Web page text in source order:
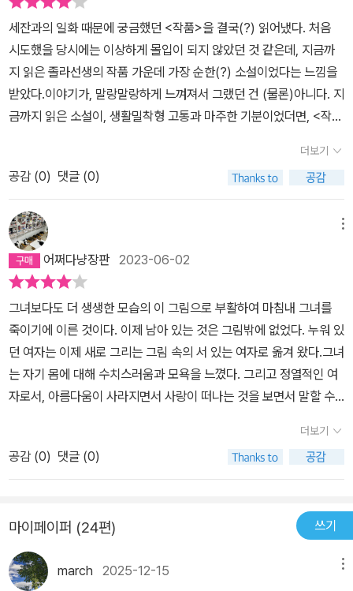
가 내리쬐거나 구름에 그늘지거나 석양에 물들거나 가로등에 반사되
기도 하며 - 빛에 의해 변화하는 파리의 모습을 글로 그리고 있어요.
여러 건축물들과 센강 주변 부두의 노동자와 선박, 멀리 보이는 섬과
다리들과 기차와 마차와 인파들. 묘사가 길게 이어진 부분은 헤아려
보니 8페이지 분량도 있었습니다. 인상주의 화가들의 작업을 다루고
있는 이 소설에서 화가의 시선으로 본 자연과 파리라는 도시의 세부
묘사가 필요했을 것입니다. 또한 작가가 문장들로 그림의 효과를 의
도했다는 생각도 했습니다.(이 부분은 읽는 중에 생각한 것인데 소설
서 다들 그렇게 이해하는 듯합니다) 제 경우에 좋았던 묘사 부분도 있
었으나 실물 그림을 보지 않은 채 누군가 그림을 말로 설명하는 것을
들을 때의 파편화된 느낌과 지루한 느낌도 있었습니다. 소설에서 묘
사가 사건과 연결되어 있지 않을 때 흔히 그런 느낌을 받아왔듯이요.
이 작품은 '묘사' 자체가 중요한 소설이니 이런 불평은 적절하지 않을
듯하지만 어쨌든 재미의 면에선 앞서 읽은 '집구석들'보다 못했습니
다.이 소설의 주인공인 클로드는 그가 그렸다는 그림 설명을 보면 마
네, 개인사를 보면 세잔을 떠올리게 하며 불우한 천재의 전형성을 갖
고 있는 인물입니다. 아쉬운 점은 이 인물의 내적 동기같은 것이 충분
그 이외의 동기들도 필요하지 않았을까 생각해 봤어요. 등장하는 예
술가들이 모두 에밀 졸라 특유의 '냉정한 시선으로 해부' 되는데 그것
은 인물들의 장점 보다 단점을 부각시킨다는 뜻일까요. 먼저 읽은 '집
그 소설의 인물상은 그 작품의 주제면에서 충분히 설득력 있었습니
다. 하지만 이 소설 '작품'에선 클로드와 예술가 친구들이 이렇게 그려
질 이유가 있을까, 아쉽게 여기는 마음이 살짝 들 정도로 부정적인 면
이 두드러진 느낌입니다. 단 예외가 클로드의 절친이며 소설 후반에
세잔과의 일화 때문에 궁금했던 <작품>을 결국(?) 읽어냈다. 처음
시도했을 당시에는 이상하게 몰입이 되지 않았던 것 같은데, 지금까
지 읽은 졸라선생의 작품 가운데 가장 순한(?) 소설이었다는 느낌을
받았다.이야기가, 말랑말랑하게 느껴져서 그랬던 건 (물론)아니다. 지
금까지 읽은 소설이, 생활밀착형 고통과 마주한 기분이었더면, <작품
금은 거리를 두고 읽을수 있었기 때문에, 피부로 와 닿는 고통이 아닌,
상상으로 하는 고통의 세계였다는 뜻이다.처음은 세잔이 졸라와 절교
할 만큼 싫었던 지점들을 찾고 싶었다. 그러나 어느 순간 그 마음은 사
라지고, 읽는 내내 '고통' 이란 화두가 찾아왔다. 예술가 스스로 감내
해야 할 고통, 예술가 주변인들의 고통, 예술을 하는 이들이 만들어낸
사회 속에서 벌어지는 고통 고통... 다양한 색깔로 그려지는 고통을 따
라가다 끝에 마주한 건 '숙명' 이었다. 빅토르 위고의 노트르담...에서
도 신부가 절규했던 '숙명' 누가 시킨 것이 아니다. 스스로 그 길을 선
택했기 때문에 운명처럼 따라오는 숙명은 그래서 무섭다. 그러니 예
술이 아니어도, 인생이 있다는(살아야 할 이유) 크리스틴의 절규가 클
로드에게는 들리지 않았을 게다. 오로지 창작을 통해서만이 자신이
존재한다고 믿는 이에게, 다른 것들이 보일리 만무하다. 그동안 알음
알음 인상주의 화가들에 관한 그림과 에피소드를 접한 덕분에, 졸라
선생이 그려내는 낙선전 풍경은 생동감 있게 전달되는 느낌을 받았
예술을 하는 사람들이 벌이는 어둠의 모습은 왠지 더 씁쓸하긴 했다.
누군가를 모함하고,깍아내리고,모방하는 방식..클로드에게는 세잔의
모습만 있지 않았다. 클로드를 모두가 깎아 내리려고 했던 소설 속 이
야기에 세잔이 화를 냈을 것 같지도 않다. 오히려 졸라선생은 스스로
더보기
공감 (0) 댓글 (0)
어쩌다냥장판2023-06-02
그녀보다도 더 생생한 모습의 이 그림으로 부활하여 마침내 그녀를
죽이기에 이른 것이다. 이제 남아 있는 것은 그림밖에 없었다. 누워 있
던 여자는 이제 새로 그리는 그림 속의 서 있는 여자로 옮겨 왔다.그녀
는 자기 몸에 대해 수치스러움과 모욕을 느꼈다. 그리고 정열적인 여
자로서, 아름다움이 사라지면서 사랑이 떠나는 것을 보면서 말할 수
솔과 지저분한 스커트 차림으로 지내며, 늙었다는 사실에 자포자기하
여 여자로서의 우아함을 잃고 말았다.그녀는 벌써 아이의 아버지를
변호하면서, 한 번도 모성애가 싹터 본 적 없는 이 가련한 아이를 향해
더보기
공감 (0) 댓글 (0)
마이페이퍼 (24편) 쓰기
march 2025-12-15